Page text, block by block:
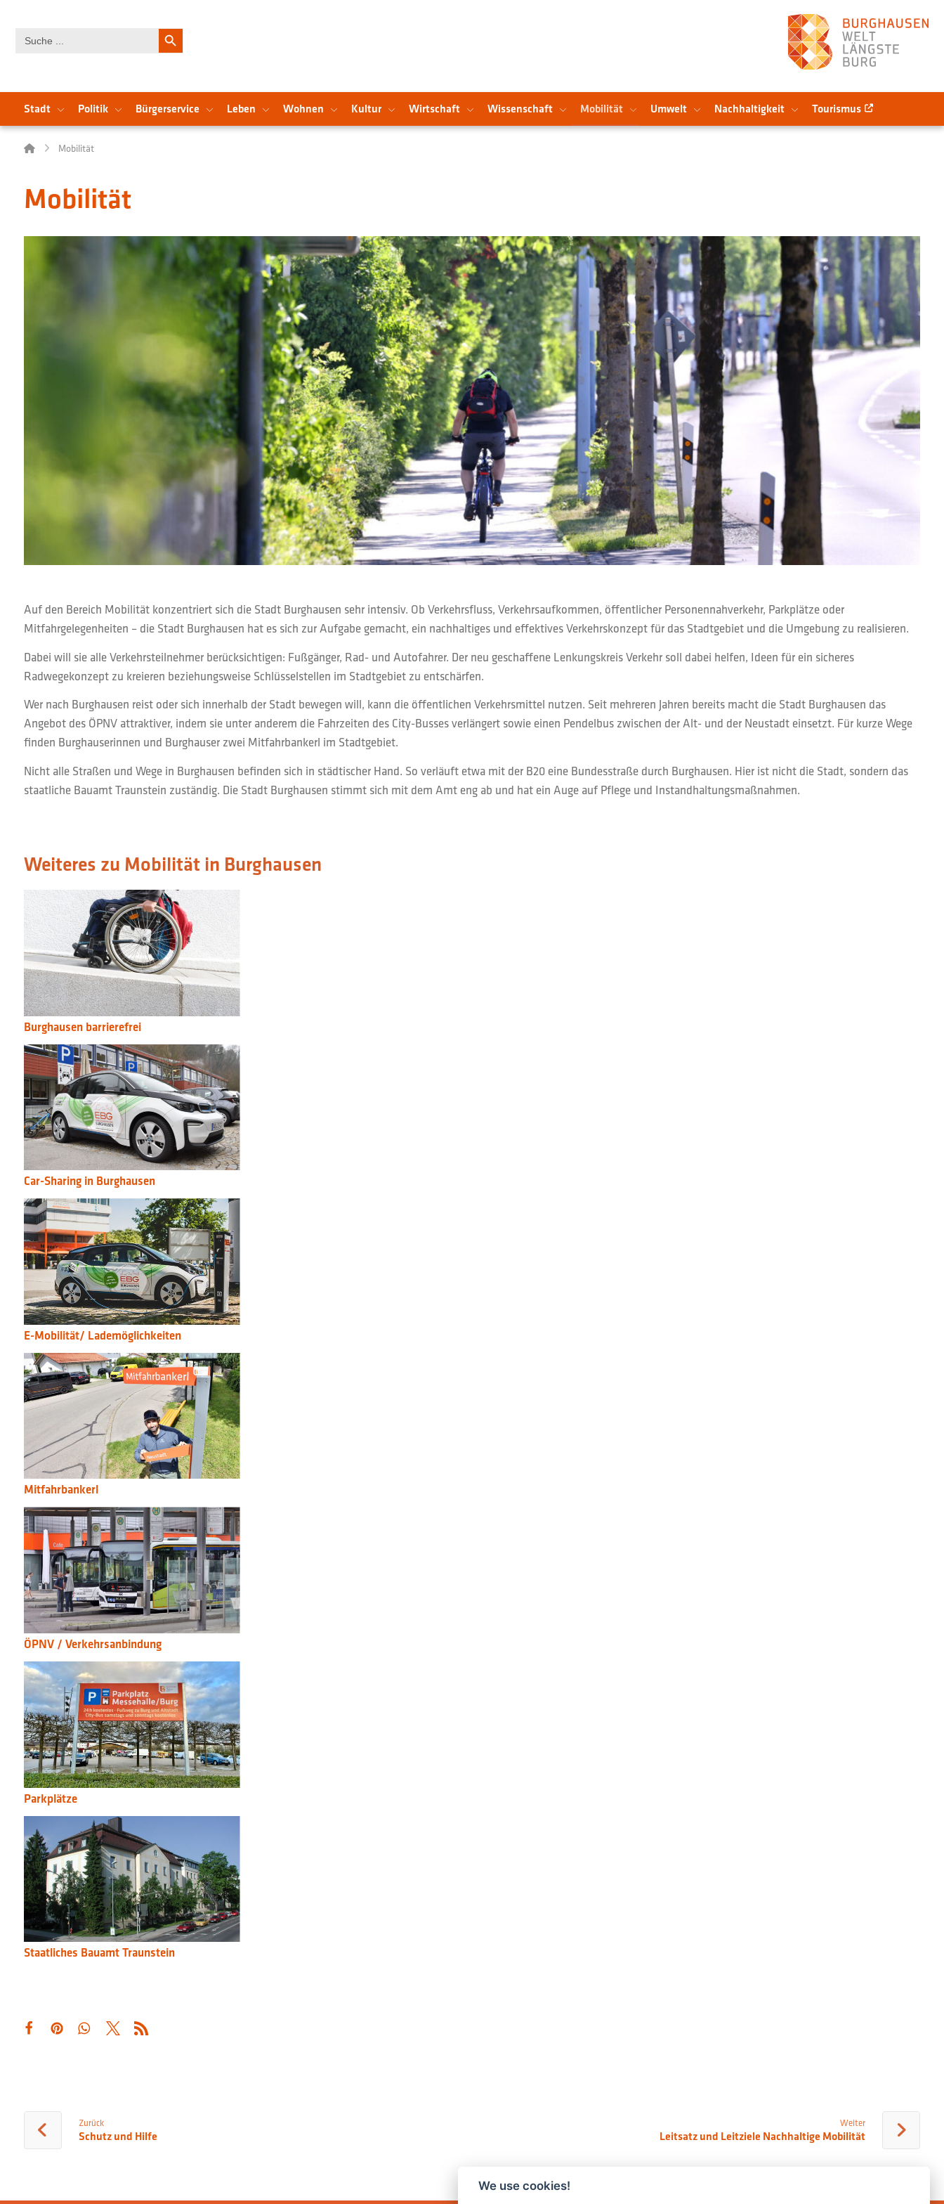
for:
Search Button
Stadt Politik Bürgerservice Leben Wohnen Kultur Wirtschaft Wissenschaft Mobilität Umwelt Nachhaltigkeit Tourismus
Mobilität
Mobilität
Auf den Bereich Mobilität konzentriert sich die Stadt Burghausen sehr intensiv. Ob Verkehrsfluss, Verkehrsaufkommen, öffentlicher Personennahverkehr, Parkplätze oder
Mitfahrgelegenheiten – die Stadt Burghausen hat es sich zur Aufgabe gemacht, ein nachhaltiges und effektives Verkehrskonzept für das Stadtgebiet und die Umgebung zu realisieren.
Dabei will sie alle Verkehrsteilnehmer berücksichtigen: Fußgänger, Rad- und Autofahrer. Der neu geschaffene Lenkungskreis Verkehr soll dabei helfen, Ideen für ein sicheres
Radwegekonzept zu kreieren beziehungsweise Schlüsselstellen im Stadtgebiet zu entschärfen.
Wer nach Burghausen reist oder sich innerhalb der Stadt bewegen will, kann die öffentlichen Verkehrsmittel nutzen. Seit mehreren Jahren bereits macht die Stadt Burghausen das
Angebot des ÖPNV attraktiver, indem sie unter anderem die Fahrzeiten des City-Busses verlängert sowie einen Pendelbus zwischen der Alt- und der Neustadt einsetzt. Für kurze Wege
finden Burghauserinnen und Burghauser zwei Mitfahrbankerl im Stadtgebiet.
Nicht alle Straßen und Wege in Burghausen befinden sich in städtischer Hand. So verläuft etwa mit der B20 eine Bundesstraße durch Burghausen. Hier ist nicht die Stadt, sondern das
staatliche Bauamt Traunstein zuständig. Die Stadt Burghausen stimmt sich mit dem Amt eng ab und hat ein Auge auf Pflege und Instandhaltungsmaßnahmen.
Weiteres zu Mobilität in Burghausen
Burghausen barrierefrei
Car-Sharing in Burghausen
E-Mobilität/ Lademöglichkeiten
Mitfahrbankerl
ÖPNV / Verkehrsanbindung
Parkplätze
Staatliches Bauamt Traunstein
Zurück
Schutz und Hilfe
Weiter
Leitsatz und Leitziele Nachhaltige Mobilität
We use cookies!